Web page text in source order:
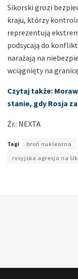
Sikorski grozi
kraju, którzy
reprezentują
podsycają do
narażają na
wciągnięty na
Czytaj także:
stanie, gdy Rosja
Źr.: NEXTA
Tagi broń nuklearna
rosyjska agresja na